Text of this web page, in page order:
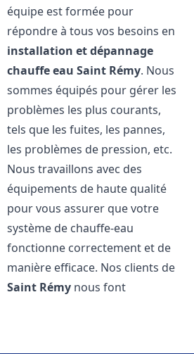
équipe est formée pour
répondre à tous vos besoins en
installation et dépannage
chauffe eau Saint Rémy. Nous
sommes équipés pour gérer les
problèmes les plus courants,
tels que les fuites, les pannes,
les problèmes de pression, etc.
Nous travaillons avec des
équipements de haute qualité
pour vous assurer que votre
système de chauffe-eau
fonctionne correctement et de
manière efficace. Nos clients de
Saint Rémy nous font